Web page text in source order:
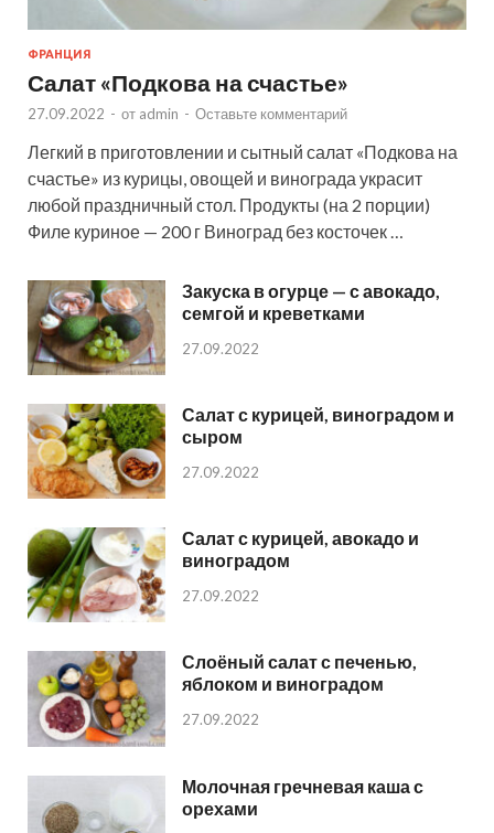
ФРАНЦИЯ
Салат «Подкова на счастье»
27.09.2022 - от admin - Оставьте комментарий
Легкий в приготовлении и сытный салат «Подкова на
счастье» из курицы, овощей и винограда украсит
любой праздничный стол. Продукты (на 2 порции)
Филе куриное — 200 г Виноград без косточек …
Закуска в огурце — с авокадо,
семгой и креветками
27.09.2022
Салат с курицей, виноградом и
сыром
27.09.2022
Салат с курицей, авокадо и
виноградом
27.09.2022
Слоёный салат с печенью,
яблоком и виноградом
27.09.2022
Молочная гречневая каша с
орехами